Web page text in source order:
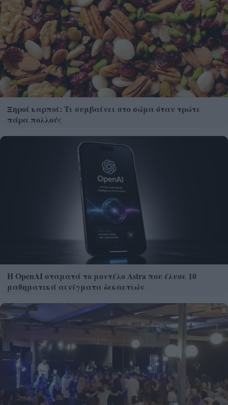
Ξηροί καρποί: Τι συμβαίνει στο σώμα όταν τρώτε
πάρα πολλούς
Η OpenAI σταματά το μοντέλο Astra που έλυσε 10
μαθηματικά αινίγματα δεκαετιών